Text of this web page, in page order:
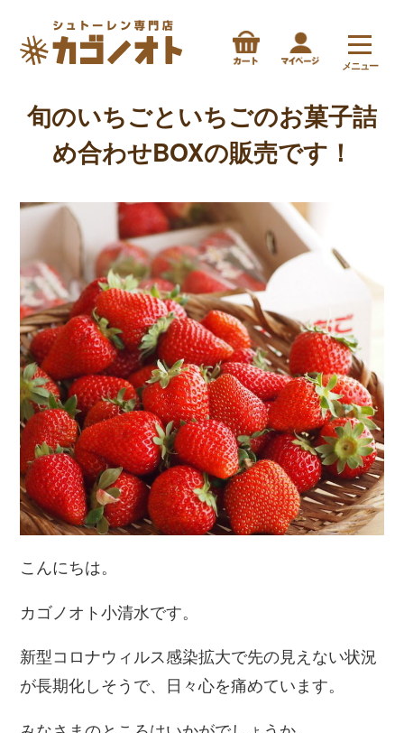
メニュー
旬のいちごといちごのお菓子詰
め合わせBOXの販売です！
こんにちは。
カゴノオト小清水です。
新型コロナウィルス感染拡大で先の見えない状況
が長期化しそうで、日々心を痛めています。